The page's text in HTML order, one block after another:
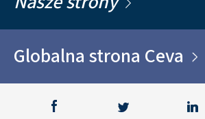
Globalna strona Ceva